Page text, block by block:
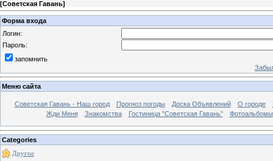
[Советская Гавань]
Форма входа
Логин:
Пароль:
запомнить
Меню сайта
Советская Гавань - Наш город Прогноз погоды Доска Объявлений О городе
Жди Меня
Знакомства Гостиница "Советская Гавань" Фотоальбомы
Categories
Другое